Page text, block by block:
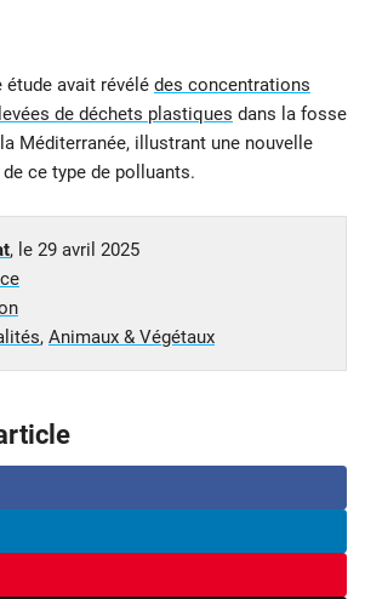
étude avait révélé des concentrations
de déchets plastiques dans la fosse
Méditerranée, illustrant une nouvelle
ce type de polluants.
, le 29 avril 2025
, Animaux & Végétaux